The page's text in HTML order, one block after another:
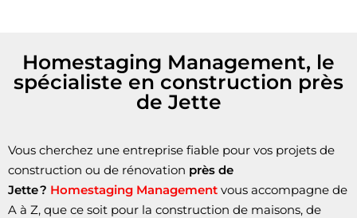
Homestaging Management, le
spécialiste en construction près
de Jette
Vous cherchez une entreprise fiable pour vos projets de
construction ou de rénovation près de
Jette ? Homestaging Management vous accompagne de
A à Z, que ce soit pour la construction de maisons, de